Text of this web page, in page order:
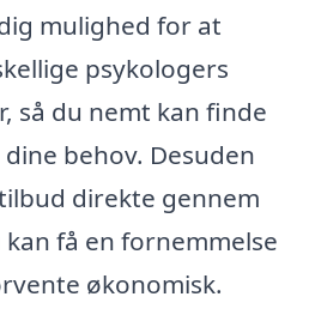
mulighed for at
psykologers
så du nemt kan finde
behov. Desuden
direkte gennem
få en fornemmelse
økonomisk.